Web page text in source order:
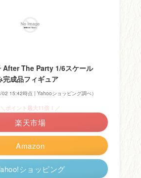
After The Party 1/6スケール
完成品フィギュア
02 15:42時点 | Yahooショッピング調べ）
Amazon
＼ポイント最大11倍！／
楽天市場
ショッピング